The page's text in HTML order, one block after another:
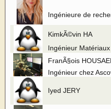
Ingénieure de
KimkÃ©vin HA
Ingénieur
FranÃ§ois
Ingénieur chez
Iyed JERY